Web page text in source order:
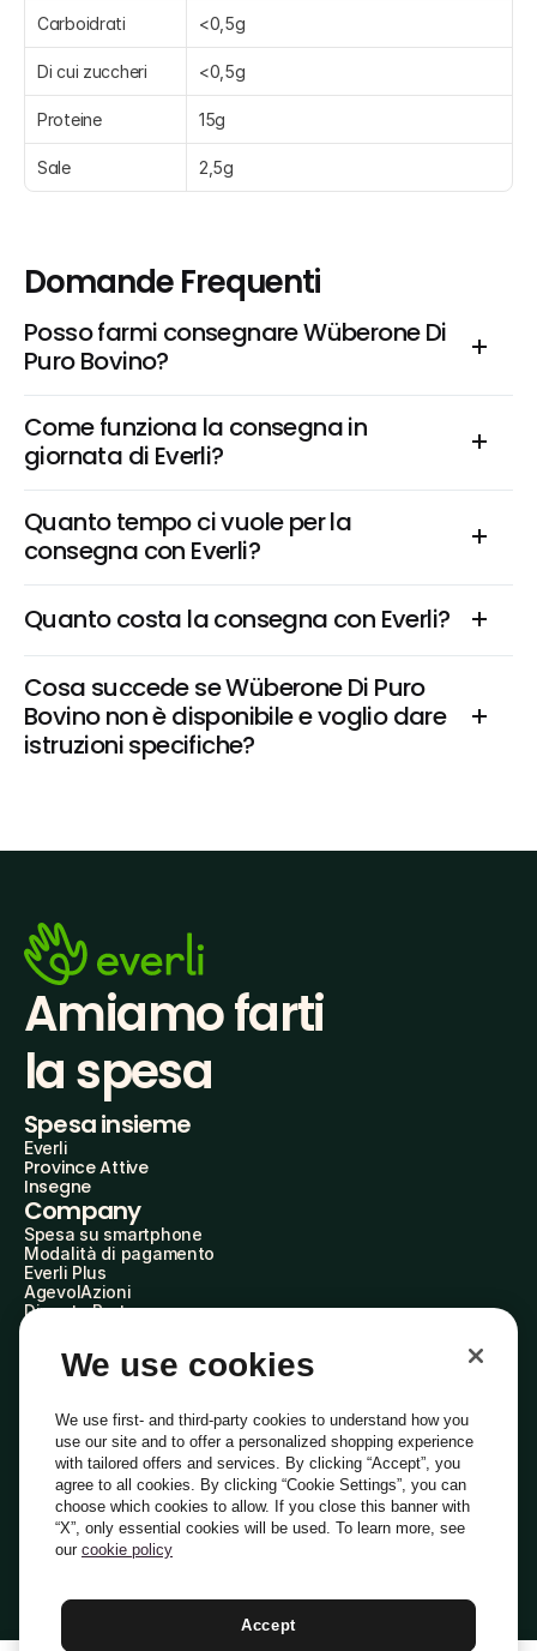
Carboidrati <0,5g
Di cui zuccheri <0,5g
Proteine 15g
Sale 2,5g
Domande Frequenti
Posso farmi consegnare Wüberone Di
Puro Bovino?
Come funziona la consegna in
giornata di Everli?
Quanto tempo ci vuole per la
consegna con Everli?
Quanto costa la consegna con Everli?
Cosa succede se Wüberone Di Puro
Bovino non è disponibile e voglio dare
istruzioni specifiche?
Amiamo farti
la spesa
Spesa insieme
Everli
Province Attive
Insegne
Company
Spesa su smartphone
Modalità di pagamento
Everli Plus
AgevolAzioni
Diventa Partner
Everli Shoppers
About Us
Everli News
Domande frequenti
Lavora con noi
Diventa Shopper
Investitori
PrivacyCookiePreferenze Cookie
Termini e CondizioniCodice Etico
Indirizzo PEC: everli@pec.it - indirizzo DPO: dpo@everli.com
Italiano
We use cookies
We use first- and third-party cookies to understand how you
use our site and to offer a personalized shopping experience
with tailored offers and services. By clicking “Accept”, you
agree to all cookies. By clicking “Cookie Settings”, you can
choose which cookies to allow. If you close this banner with
“X”, only essential cookies will be used. To learn more, see
our cookie policy
Accept